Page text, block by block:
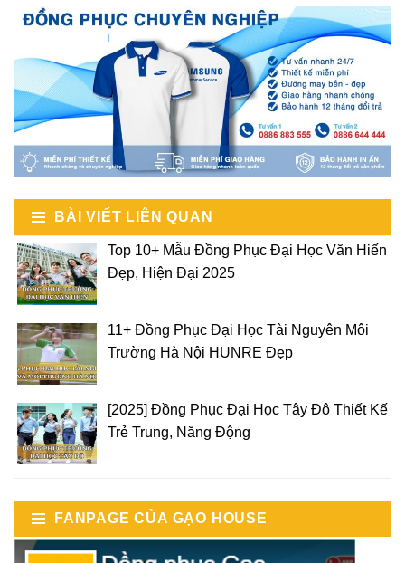
BÀI VIẾT LIÊN QUAN
Top 10+ Mẫu Đồng Phục Đại Học Văn Hiến
Đẹp, Hiện Đại 2025
11+ Đồng Phục Đại Học Tài Nguyên Môi
Trường Hà Nội HUNRE Đẹp
[2025] Đồng Phục Đại Học Tây Đô Thiết Kế
Trẻ Trung, Năng Động
FANPAGE CỦA GẠO HOUSE